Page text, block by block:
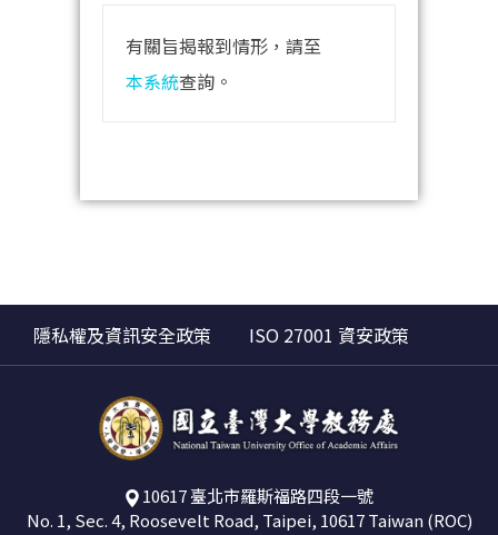
有關旨揭報到情形，請至
本系統查詢。
隱私權及資訊安全政策 ISO 27001 資安政策
10617 臺北市羅斯福路四段一號
No. 1, Sec. 4, Roosevelt Road, Taipei, 10617 Taiwan (ROC)